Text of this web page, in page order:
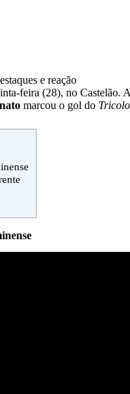
e reação
feira (28), no Castelão.
marcou o gol do